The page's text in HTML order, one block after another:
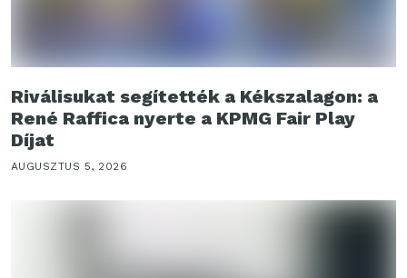
Riválisukat segítették a Kékszalagon: a
René Raffica nyerte a KPMG Fair Play
Díjat
AUGUSZTUS 5, 2026